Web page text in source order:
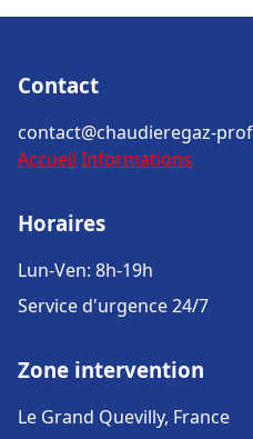
Contact
contact@chaudieregaz-
Accueil Informations
Horaires
Lun-Ven: 8h-19h
Service d'urgence 24/7
Zone intervention
Le Grand Quevilly, France